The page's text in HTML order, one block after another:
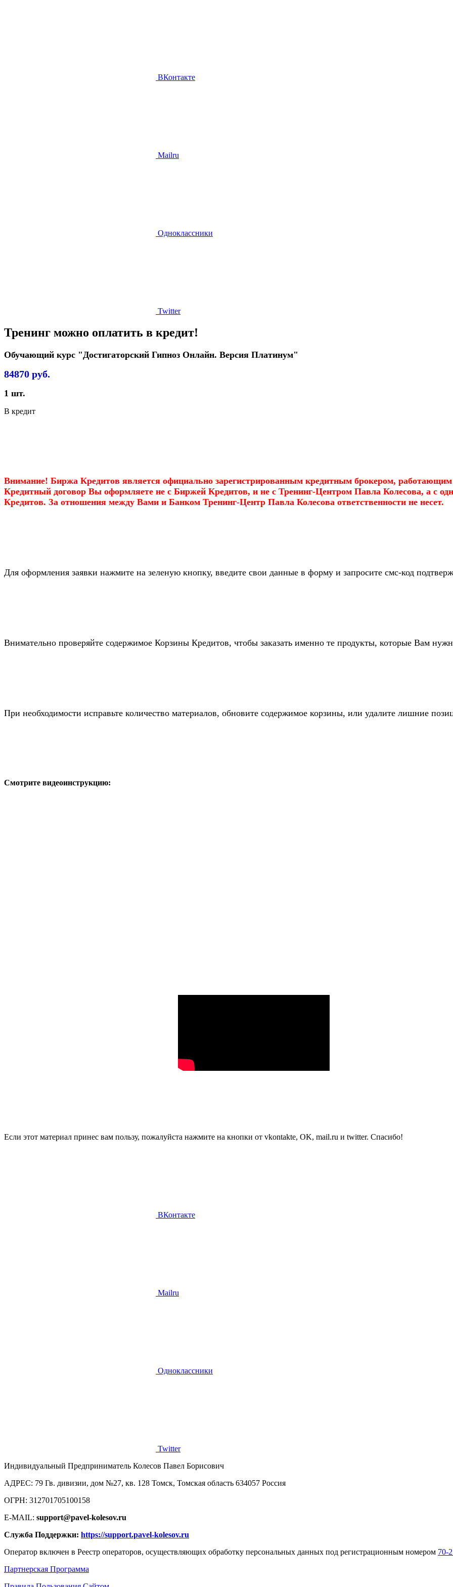
ВКонтакте
Mailru
Одноклассники
Twitter
Тренинг можно оплатить в кредит!
Обучающий курс "Достигаторский Гипноз Онлайн. Версия Платинум"
84870 руб.
1 шт.
В кредит
Внимание! Биржа Кредитов является официально зарегистрированным кредитным брокером,
Кредитный договор Вы оформляете не с Биржей Кредитов, и не с Тренинг-Центром Павла Колесова, а с
Кредитов. За отношения между Вами и Банком Тренинг-Центр Павла Колесова ответственности не несет.
Для оформления заявки нажмите на зеленую кнопку, введите свои данные в форму и запросите смс-код
Внимательно проверяйте содержимое Корзины Кредитов, чтобы заказать именно те продукты, которые Вам
При необходимости исправьте количество материалов, обновите содержимое корзины, или удалите лишние
Смотрите видеоинструкцию:
Если этот материал принес вам пользу, пожалуйста нажмите на кнопки от vkontakte, OK, mail.ru и twitter. Спасибо!
ВКонтакте
Mailru
Одноклассники
Twitter
Индивидуальный Предприниматель Колесов Павел Борисович
AДРЕС: 79 Гв. дивизии, дом №27, кв. 128 Томск, Томская область 634057 Россия
ОГРН: 312701705100158
E-MAIL: support@pavel-kolesov.ru
Служба Поддержки: https://support.pavel-kolesov.ru
Оператор включен в Реестр операторов, осуществляющих обработку персональных данных под регистрационным номером 70-
Партнерская Программа